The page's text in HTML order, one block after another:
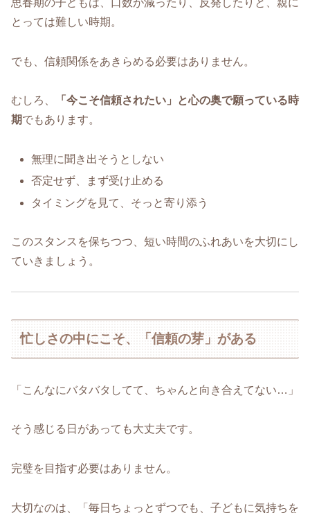
とっては難しい時期。
でも、信頼関係をあきらめる必要はありません。
むしろ、
「今こそ信頼されたい」と心の奥で願っている時
期でもあります。
無理に聞き出そうとしない
否定せず、まず受け止める
タイミングを見て、そっと寄り添う
このスタンスを保ちつつ、短い時間のふれあいを大切にし
ていきましょう。
忙しさの中にこそ、「信頼の芽」がある
「こんなにバタバタしてて、ちゃんと向き合えてない…」
そう感じる日があっても大丈夫です。
完璧を目指す必要はありません。
大切なのは、「毎日ちょっとずつでも、子どもに気持ちを